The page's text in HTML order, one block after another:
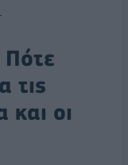
τις
και οι